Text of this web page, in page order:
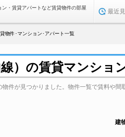
・賃貸アパートなど賃貸物件の部屋
最近
物件･マンション･アパート一覧
）の賃貸マンショ
件が見つかりました。物件一覧で賃料や間
建